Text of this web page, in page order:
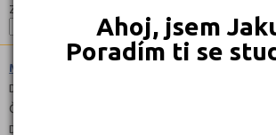
Ahoj, jsem
Poradím ti se
Zaměření:
Mediální komunikace a žurnalistika (7242N04)
Denní
Čeština
Denní